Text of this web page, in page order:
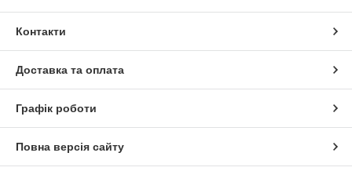
Контакти
Доставка та оплата
Графік роботи
Повна версія сайту